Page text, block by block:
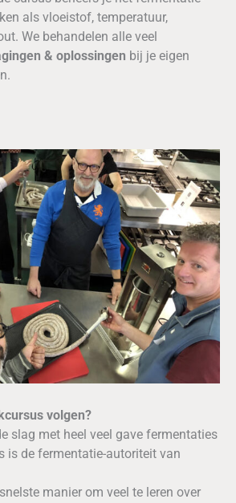
als vloeistof, temperatuur,
We behandelen alle veel
& oplossingen bij je eigen
volgen?
slag met heel veel gave fermentaties
is de fermentatie-autoriteit van
manier om veel te leren over